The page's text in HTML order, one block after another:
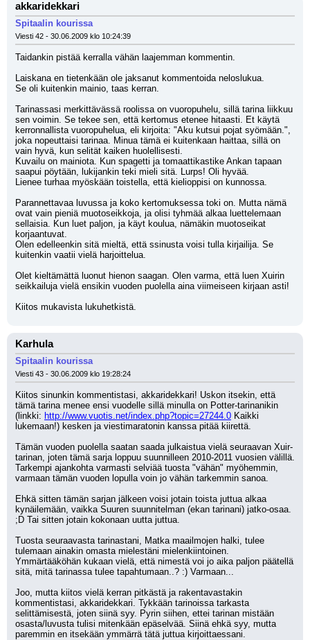
akkaridekkari
Spitaalin kourissa
Viesti 42 - 30.06.2009 klo 10:24:39
Taidankin pistää kerralla vähän laajemman kommentin.
Laiskana en tietenkään ole jaksanut kommentoida neloslukua.
Se oli kuitenkin mainio, taas kerran.
Tarinassasi merkittävässä roolissa on vuoropuhelu, sillä tarina liikkuu
sen voimin. Se tekee sen, että kertomus etenee hitaasti. Et käytä
kerronnallista vuoropuhelua, eli kirjoita: "Aku kutsui pojat syömään.",
joka nopeuttaisi tarinaa. Minua tämä ei kuitenkaan haittaa, sillä on
vain hyvä, kun selität kaiken huolellisesti.
Kuvailu on mainiota. Kun spagetti ja tomaattikastike Ankan tapaan
saapui pöytään, lukijankin teki mieli sitä. Lurps! Oli hyvää.
Lienee turhaa myöskään toistella, että kielioppisi on kunnossa.
Parannettavaa luvussa ja koko kertomuksessa toki on. Mutta nämä
ovat vain pieniä muotoseikkoja, ja olisi tyhmää alkaa luettelemaan
sellaisia. Kun luet paljon, ja käyt koulua, nämäkin muotoseikat
korjaantuvat.
Olen edelleenkin sitä mieltä, että ssinusta voisi tulla kirjailija. Se
kuitenkin vaatii vielä harjoittelua.
Olet kieltämättä luonut hienon saagan. Olen varma, että luen Xuirin
seikkailuja vielä ensikin vuoden puolella aina viimeiseen kirjaan asti!
Kiitos mukavista lukuhetkistä.
Karhula
Spitaalin kourissa
Viesti 43 - 30.06.2009 klo 19:28:24
Kiitos sinunkin kommentistasi, akkaridekkari! Uskon itsekin, että
tämä tarina menee ensi vuodelle sillä minulla on Potter-tarinanikin
(linkki: http://www.vuotis.net/index.php?topic=27244.0 Kaikki
lukemaan!) kesken ja viestimaratonin kanssa pitää kiirettä.
Tämän vuoden puolella saatan saada julkaistua vielä seuraavan Xuir-
tarinan, joten tämä sarja loppuu suunnilleen 2010-2011 vuosien välillä.
Tarkempi ajankohta varmasti selviää tuosta "vähän" myöhemmin,
varmaan tämän vuoden lopulla voin jo vähän tarkemmin sanoa.
Ehkä sitten tämän sarjan jälkeen voisi jotain toista juttua alkaa
kynäilemään, vaikka Suuren suunnitelman (ekan tarinani) jatko-osaa.
;D Tai sitten jotain kokonaan uutta juttua.
Tuosta seuraavasta tarinastani, Matka maailmojen halki, tulee
tulemaan ainakin omasta mielestäni mielenkiintoinen.
Ymmärtääköhän kukaan vielä, että nimestä voi jo aika paljon päätellä
sitä, mitä tarinassa tulee tapahtumaan..? :) Varmaan...
Joo, mutta kiitos vielä kerran pitkästä ja rakentavastakin
kommentistasi, akkaridekkari. Tykkään tarinoissa tarkasta
selittämisestä, joten siinä syy. Pyrin siihen, ettei tarinan mistään
osasta/luvusta tulisi mitenkään epäselvää. Siinä ehkä syy, mutta
paremmin en itsekään ymmärrä tätä juttua kirjoittaessani.